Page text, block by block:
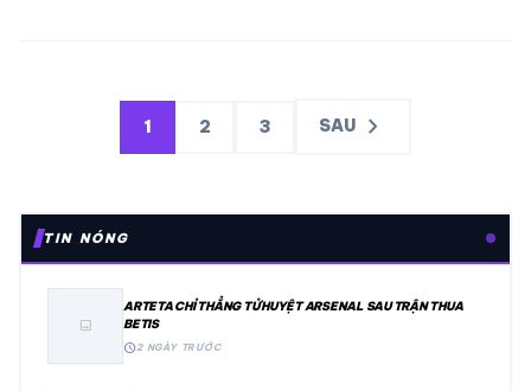
1 2 3 SAU chevron_right
TIN NÓNG
image
ARTETA CHỈ THẲNG TỬ HUYỆT ARSENAL SAU TRẬN THUA
BETIS
schedule2 NGÀY TRƯỚC